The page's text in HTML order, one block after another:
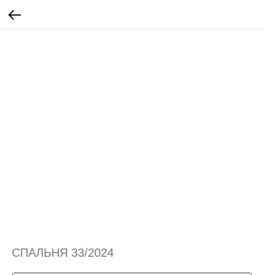
СПАЛЬНЯ 33/2024